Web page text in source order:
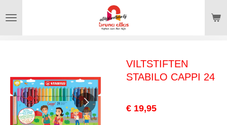
direct
VILTSTIFTEN
STABILO CAPPI 24
€ 19,95